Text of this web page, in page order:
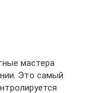
мастера
Это самый